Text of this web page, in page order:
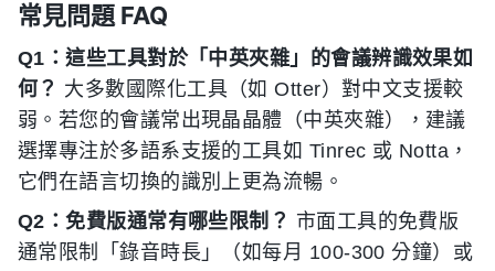
常見問題 FAQ
Q1：這些工具對於「中英夾雜」的會議辨識效果如
何？ 大多數國際化工具（如 Otter）對中文支援較
弱。若您的會議常出現晶晶體（中英夾雜），建議
選擇專注於多語系支援的工具如 Tinrec 或 Notta，
它們在語言切換的識別上更為流暢。
Q2：免費版通常有哪些限制？ 市面工具的免費版
通常限制「錄音時長」（如每月 100-300 分鐘）或